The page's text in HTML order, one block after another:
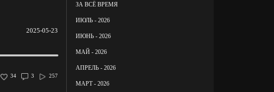
2025-05-23
257
3
34
ЗА ВСЁ ВРЕМЯ
ИЮЛЬ - 2026
ИЮНЬ - 2026
МАЙ - 2026
АПРЕЛЬ - 2026
МАРТ - 2026